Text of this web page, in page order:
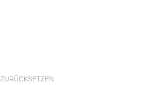
ZURÜCKSETZEN